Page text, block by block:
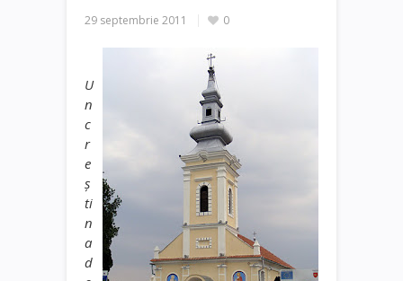
29 septembrie 2011 0
U
n
c
r
e
ş
ti
n
a
d